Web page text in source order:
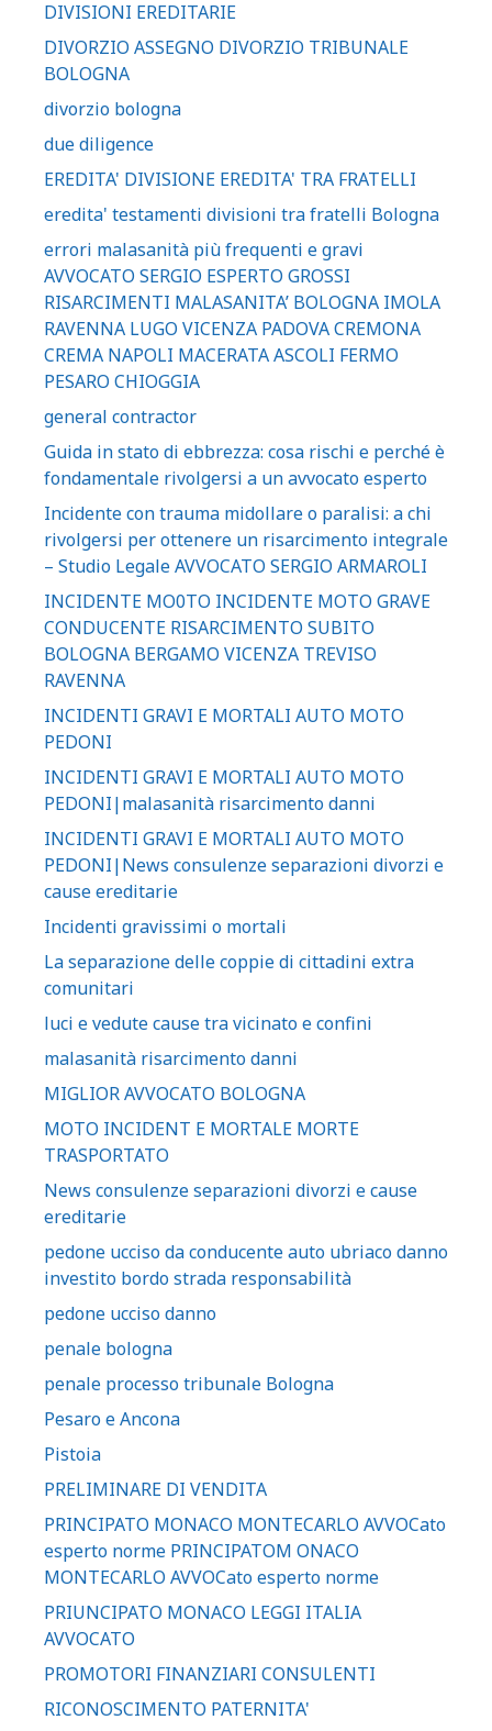
DIVISIONI EREDITARIE
DIVORZIO ASSEGNO DIVORZIO TRIBUNALE
BOLOGNA
divorzio bologna
due diligence
EREDITA' DIVISIONE EREDITA' TRA FRATELLI
eredita' testamenti divisioni tra fratelli Bologna
errori malasanità più frequenti e gravi
AVVOCATO SERGIO ESPERTO GROSSI
RISARCIMENTI MALASANITA’ BOLOGNA IMOLA
RAVENNA LUGO VICENZA PADOVA CREMONA
CREMA NAPOLI MACERATA ASCOLI FERMO
PESARO CHIOGGIA
general contractor
Guida in stato di ebbrezza: cosa rischi e perché è
fondamentale rivolgersi a un avvocato esperto
Incidente con trauma midollare o paralisi: a chi
rivolgersi per ottenere un risarcimento integrale
– Studio Legale AVVOCATO SERGIO ARMAROLI
INCIDENTE MO0TO INCIDENTE MOTO GRAVE
CONDUCENTE RISARCIMENTO SUBITO
BOLOGNA BERGAMO VICENZA TREVISO
RAVENNA
INCIDENTI GRAVI E MORTALI AUTO MOTO
PEDONI
INCIDENTI GRAVI E MORTALI AUTO MOTO
PEDONI|malasanità risarcimento danni
INCIDENTI GRAVI E MORTALI AUTO MOTO
PEDONI|News consulenze separazioni divorzi e
cause ereditarie
Incidenti gravissimi o mortali
La separazione delle coppie di cittadini extra
comunitari
luci e vedute cause tra vicinato e confini
malasanità risarcimento danni
MIGLIOR AVVOCATO BOLOGNA
MOTO INCIDENT E MORTALE MORTE
TRASPORTATO
News consulenze separazioni divorzi e cause
ereditarie
pedone ucciso da conducente auto ubriaco danno
investito bordo strada responsabilità
pedone ucciso danno
penale bologna
penale processo tribunale Bologna
Pesaro e Ancona
Pistoia
PRELIMINARE DI VENDITA
PRINCIPATO MONACO MONTECARLO AVVOCato
esperto norme PRINCIPATOM ONACO
MONTECARLO AVVOCato esperto norme
PRIUNCIPATO MONACO LEGGI ITALIA
AVVOCATO
PROMOTORI FINANZIARI CONSULENTI
RICONOSCIMENTO PATERNITA'